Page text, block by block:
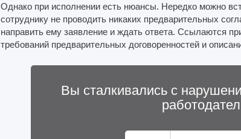
Однако при исполнении есть нюансы. Нередко можно
сотруднику не проводить никаких предварительных
направить ему заявление и ждать ответа. Ссылаются
требований предварительных договоренностей и
Вы сталкивались с